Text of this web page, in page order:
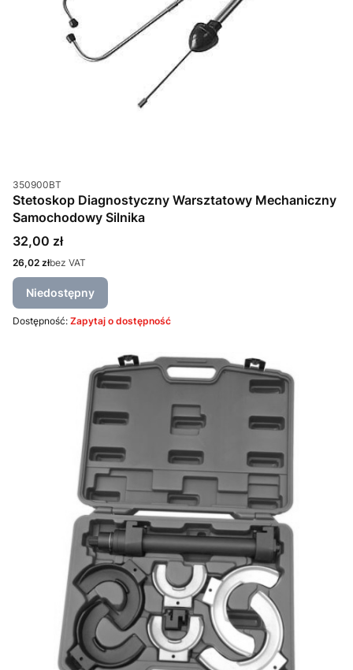
Kod produktu
350900BT
Stetoskop Diagnostyczny Warsztatowy Mechaniczny
Samochodowy Silnika
Cena
32,00 zł
Cena
26,02 złbez VAT
Niedostępny
Dostępność: Zapytaj o dostępność